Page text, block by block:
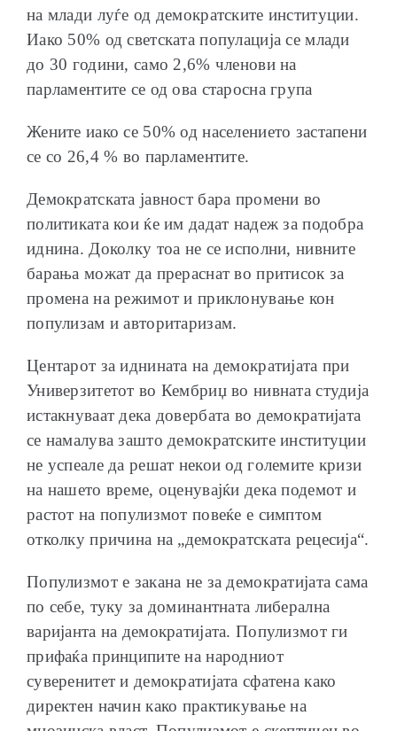
на млади луѓе од демократските институции.
Иако 50% од светската популација се млади
до 30 години, само 2,6% членови на
парламентите се од ова старосна група
Жените иако се 50% од населението застапени
се со 26,4 % во парламентите.
Демократската јавност бара промени во
политиката кои ќе им дадат надеж за подобра
иднина. Доколку тоа не се исполни, нивните
барања можат да прераснат во притисок за
промена на режимот и приклонување кон
популизам и авторитаризам.
Центарот за иднината на демократијата при
Универзитетот во Кембриџ во нивната студија
истакнуваат дека довербата во демократијата
се намалува зашто демократските институции
не успеале да решат некои од големите кризи
на нашето време, оценувајќи дека подемот и
растот на популизмот повеќе е симптом
отколку причина на „демократската рецесија“.
Популизмот е закана не за демократијата сама
по себе, туку за доминантната либерална
варијанта на демократијата. Популизмот ги
прифаќа принципите на народниот
суверенитет и демократијата сфатена како
директен начин како практикување на